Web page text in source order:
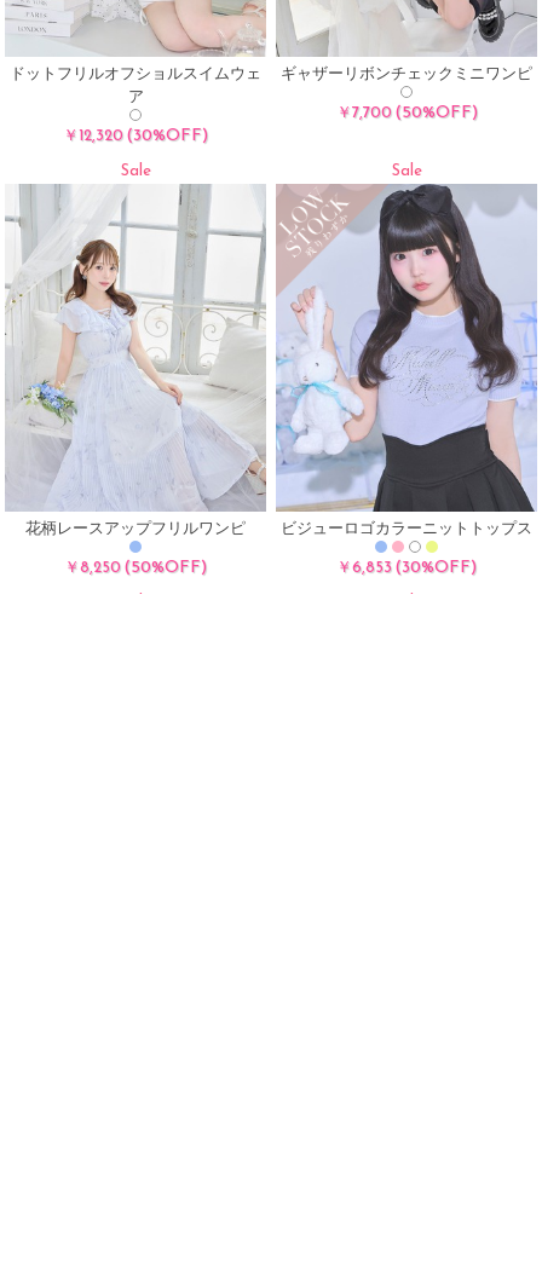
ドットフリルオフショルスイムウェ
ア
￥12,320(30%OFF)
ギャザーリボンチェックミニワンピ
￥7,700(50%OFF)
Sale
花柄レースアップフリルワンピ
￥8,250(50%OFF)
Sale
ビジューロゴカラーニットトップス
￥6,853(30%OFF)
Sale Sale